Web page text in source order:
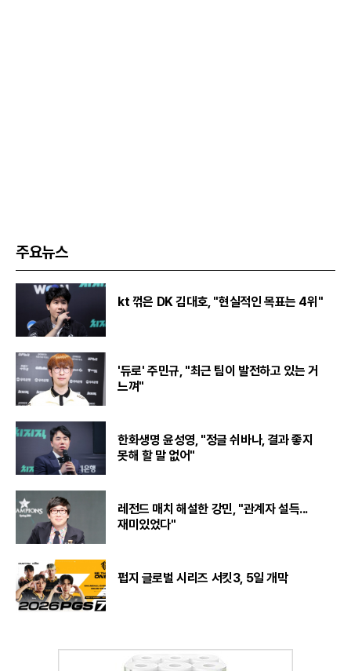
주요뉴스
kt 꺾은 DK 김대호, "현실적인 목표는 4위"
'듀로' 주민규, "최근 팀이 발전하고 있는 거
느껴"
한화생명 윤성영, "정글 쉬바나, 결과 좋지
못해 할 말 없어"
레전드 매치 해설한 강민, "관계자 설득...
재미있었다"
펍지 글로벌 시리즈 서킷3, 5일 개막